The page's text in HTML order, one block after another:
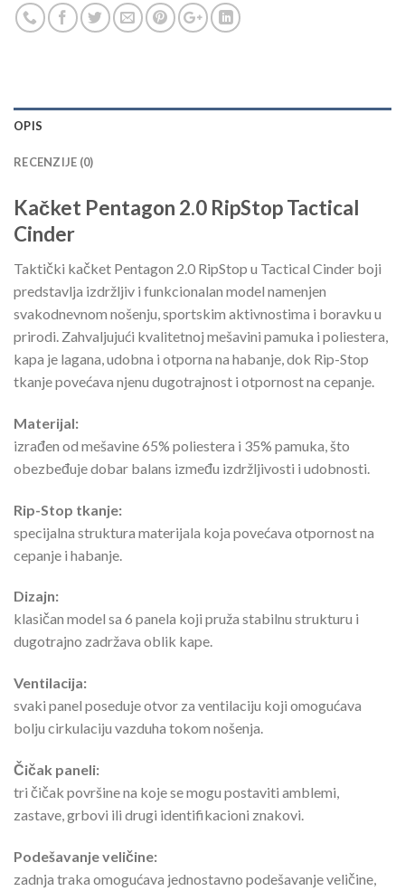
OPIS
RECENZIJE (0)
Kačket Pentagon 2.0 RipStop Tactical
Cinder
Taktički kačket Pentagon 2.0 RipStop u Tactical Cinder boji
predstavlja izdržljiv i funkcionalan model namenjen
svakodnevnom nošenju, sportskim aktivnostima i boravku u
prirodi. Zahvaljujući kvalitetnoj mešavini pamuka i poliestera,
kapa je lagana, udobna i otporna na habanje, dok Rip-Stop
tkanje povećava njenu dugotrajnost i otpornost na cepanje.
Materijal:
izrađen od mešavine 65% poliestera i 35% pamuka, što
obezbeđuje dobar balans između izdržljivosti i udobnosti.
Rip-Stop tkanje:
specijalna struktura materijala koja povećava otpornost na
cepanje i habanje.
Dizajn:
klasičan model sa 6 panela koji pruža stabilnu strukturu i
dugotrajno zadržava oblik kape.
Ventilacija:
svaki panel poseduje otvor za ventilaciju koji omogućava
bolju cirkulaciju vazduha tokom nošenja.
Čičak paneli:
tri čičak površine na koje se mogu postaviti amblemi,
zastave, grbovi ili drugi identifikacioni znakovi.
Podešavanje veličine:
zadnja traka omogućava jednostavno podešavanje veličine,